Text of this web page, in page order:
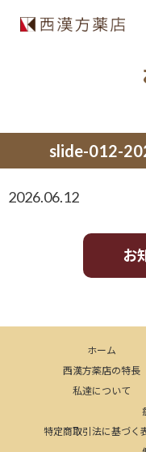
slide-012-
2026.06.12
お
ホーム
西漢方薬店の特長
私達について
特定商取引法に基づく